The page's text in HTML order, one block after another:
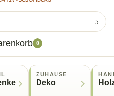
⌕
0
ZUHAUSE
Deko